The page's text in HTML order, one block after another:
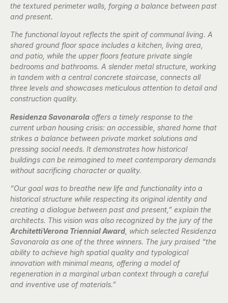
the textured perimeter walls, forging a balance between past
and present.
The functional layout reflects the spirit of communal living. A
shared ground floor space includes a kitchen, living area,
and patio, while the upper floors feature private single
bedrooms and bathrooms. A slender metal structure, working
in tandem with a central concrete staircase, connects all
three levels and showcases meticulous attention to detail and
construction quality.
Residenza Savonarola offers a timely response to the
current urban housing crisis: an accessible, shared home that
strikes a balance between private market solutions and
pressing social needs. It demonstrates how historical
buildings can be reimagined to meet contemporary demands
without sacrificing character or quality.
“Our goal was to breathe new life and functionality into a
historical structure while respecting its original identity and
creating a dialogue between past and present,” explain the
architects. This vision was also recognized by the jury of the
ArchitettiVerona Triennial Award , which selected Residenza
Savonarola as one of the three winners. The jury praised “the
ability to achieve high spatial quality and typological
innovation with minimal means, offering a model of
regeneration in a marginal urban context through a careful
and inventive use of materials.”